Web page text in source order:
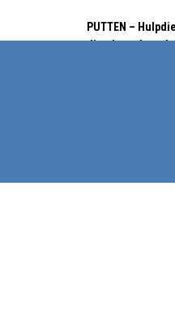
PUTTEN –
dinsdagochtend